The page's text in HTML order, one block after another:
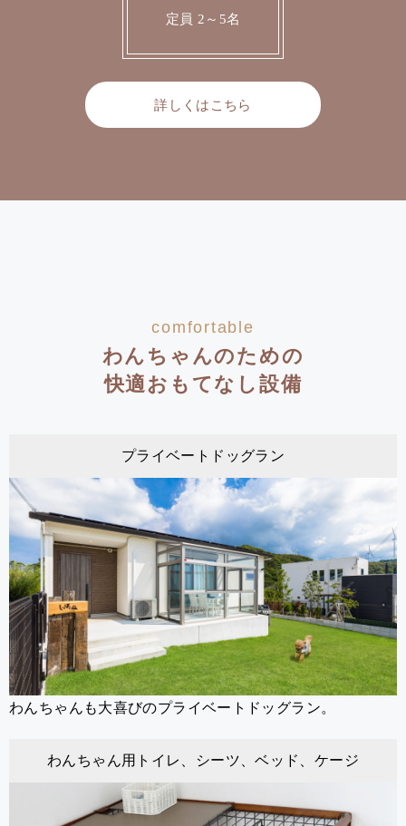
定員 2～5名
詳しくはこちら
comfortable
わんちゃんのための
快適おもてなし設備
プライベートドッグラン
わんちゃんも大喜びのプライベートドッグラン。
わんちゃん用トイレ、シーツ、ベッド、ケージ